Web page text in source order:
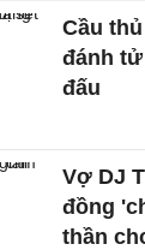
Cầu
đánh
đấu
Vợ DJ
đồng
thần